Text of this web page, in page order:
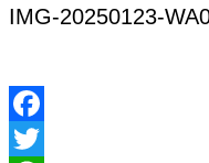
IMG-20250123-
Facebook